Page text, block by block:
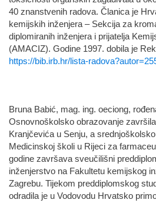
40 znanstvenih radova. Članica je
kemijskih inženjera – Sekcija za
diplomiranih inženjera i prijatelja
(AMACIZ). Godine 1997. dobila je
https://bib.irb.hr/lista-
Bruna Babić, mag. ing. oeciong,
Osnovnoškolsko obrazovanje
Kranjčevića u Senju, a
Medicinskoj školi u Rijeci za
godine završava sveučilišni
inženjerstvo na Fakultetu kemijskog
Zagrebu. Tijekom preddiplomskog
odradila je u Vodovodu Hrvatsko